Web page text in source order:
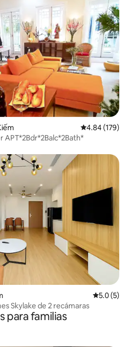
Calificación
4.84 (179)
APT*2Bdr*2Balc*2Bath*
5.0 (5)
Skylake de 2 recámaras
para familias